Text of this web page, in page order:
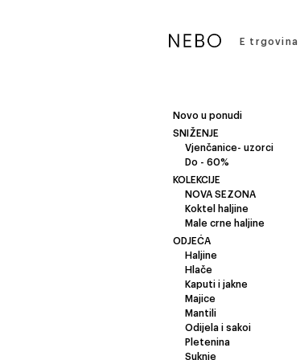
E trgovina
Novo u ponudi
SNIŽENJE
Vjenčanice- uzorci
Do - 60%
KOLEKCIJE
NOVA SEZONA
Koktel haljine
Male crne haljine
ODJEĆA
Haljine
Hlače
Kaputi i jakne
Majice
Mantili
Odijela i sakoi
Pletenina
Suknje